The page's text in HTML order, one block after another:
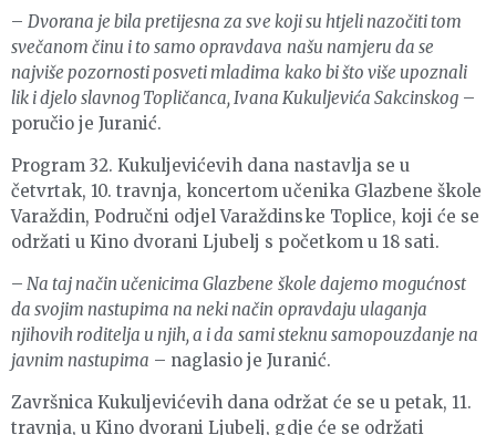
– Dvorana je bila pretijesna za sve koji su htjeli nazočiti tom
svečanom činu i to samo opravdava našu namjeru da se
najviše pozornosti posveti mladima kako bi što više upoznali
lik i djelo slavnog Topličanca, Ivana Kukuljevića Sakcinskog–
poručio je Juranić.
Program 32. Kukuljevićevih dana nastavlja se u
četvrtak, 10. travnja, koncertom učenika Glazbene škole
Varaždin, Područni odjel Varaždinske Toplice, koji će se
održati u Kino dvorani Ljubelj s početkom u 18 sati.
– Na taj način učenicima Glazbene škole dajemo mogućnost
da svojim nastupima na neki način opravdaju ulaganja
njihovih roditelja u njih, a i da sami steknu samopouzdanje na
javnim nastupima – naglasio je Juranić.
Završnica Kukuljevićevih dana održat će se u petak, 11.
travnja, u Kino dvorani Ljubelj, gdje će se održati